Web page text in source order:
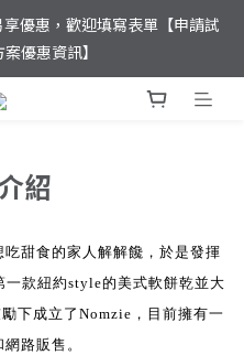
元即達免運
優惠，歡迎填寫表單【申請試
優惠資訊】
元即達免運
紹
吃甜食的家人解解饞，於是發揮
一款紐約style的美式軟餅乾並大
下成立了Nomzie，目前擁有一
路販售。